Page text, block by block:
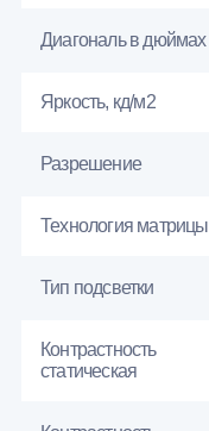
Диагональ в дюймах
Яркость, кд/м2
Разрешение
Технология матрицы
Тип подсветки
Контрастность
статическая